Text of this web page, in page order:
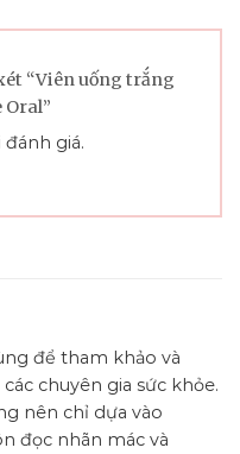
“Viên uống trắng
Oral”
giá.
để tham khảo và
chuyên gia sức khỏe.
nên chỉ dựa vào
đọc nhãn mác và